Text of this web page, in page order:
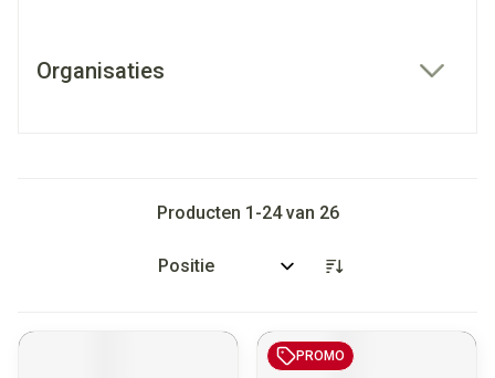
Organisaties
Producten 1 -24van 26
Sorteer op:
PROMO